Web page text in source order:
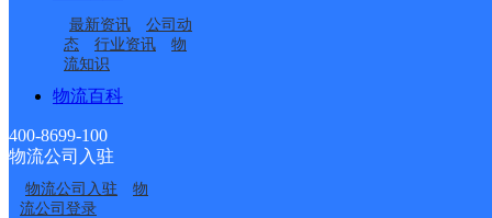
最新资讯
公司动
态
行业资讯
物
流知识
物流百科
400-8699-100
物流公司入驻
物流公司入驻
物
流公司登录
遂昌妙高
浙江遂昌公司
焦滩邮政所
黄沙腰邮政所
蔡源邮政所
水阁邮政支局